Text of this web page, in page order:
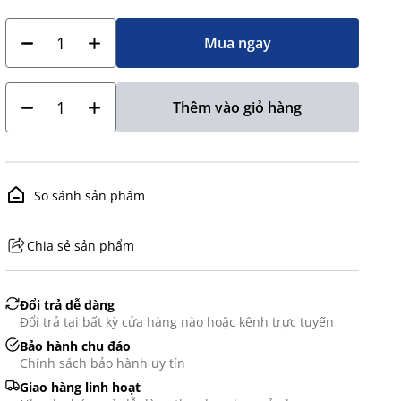
Mua ngay
Thêm vào giỏ hàng
So sánh sản phẩm
GHS07 - Advarsel
Chia sẻ sản phẩm
Đổi trả dễ dàng
Đổi trả tại bất kỳ cửa hàng nào hoặc kênh trực tuyến
Bảo hành chu đáo
Chính sách bảo hành uy tín
Giao hàng linh hoạt